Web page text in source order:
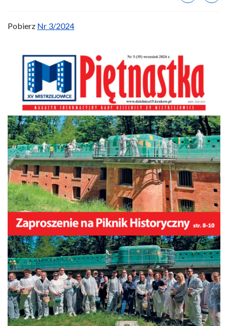
Pobierz Nr 3/2024